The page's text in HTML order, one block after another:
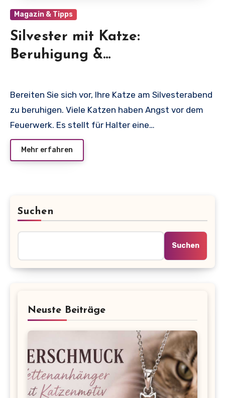
Magazin & Tipps
Silvester mit Katze:
Beruhigung &
Bereiten Sie sich vor, Ihre Katze am Silvesterabend
zu beruhigen. Viele Katzen haben Angst vor dem
Feuerwerk. Es stellt für Halter eine…
Mehr erfahren
Suchen
Suchen
Neuste Beiträge